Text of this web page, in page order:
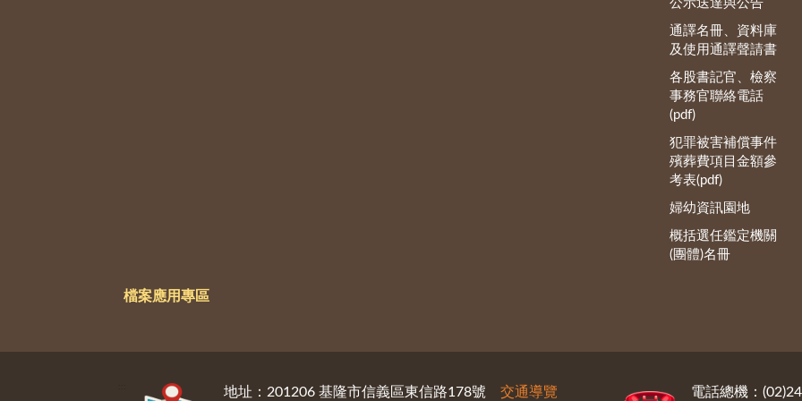
公示送達與公告
通譯名冊、資料庫
及使用通譯聲請書
各股書記官、檢察
事務官聯絡電話
(pdf)
犯罪被害補償事件
殯葬費項目金額參
考表(pdf)
婦幼資訊園地
概括選任鑑定機關
(團體)名冊
檔案應用專區
地址：201206 基隆市信義區東信路178號 交通導覽 電話總機：